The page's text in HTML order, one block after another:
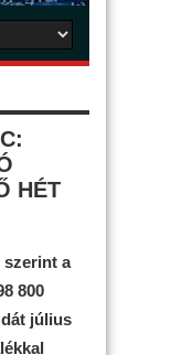
HÉT
szerint a
800
július